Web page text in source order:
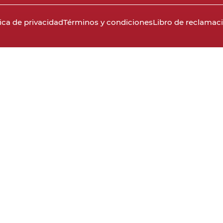
de privacidadTérminos y condicionesLibro de